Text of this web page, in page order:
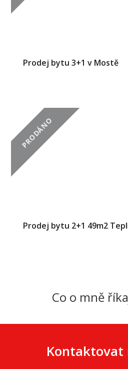
Prodej bytu 3+1 v Mostě
Prodej bytu 2+1 49m2
PRODÁNO
Co o mně
Kontaktovat